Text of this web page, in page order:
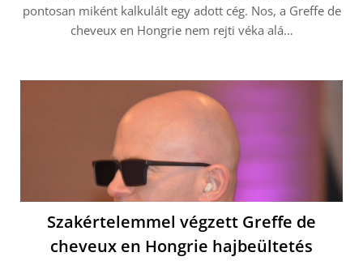
pontosan miként kalkulált egy adott cég. Nos, a Greffe de
cheveux en Hongrie nem rejti véka alá…
Szakértelemmel végzett Greffe de
cheveux en Hongrie hajbeültetés